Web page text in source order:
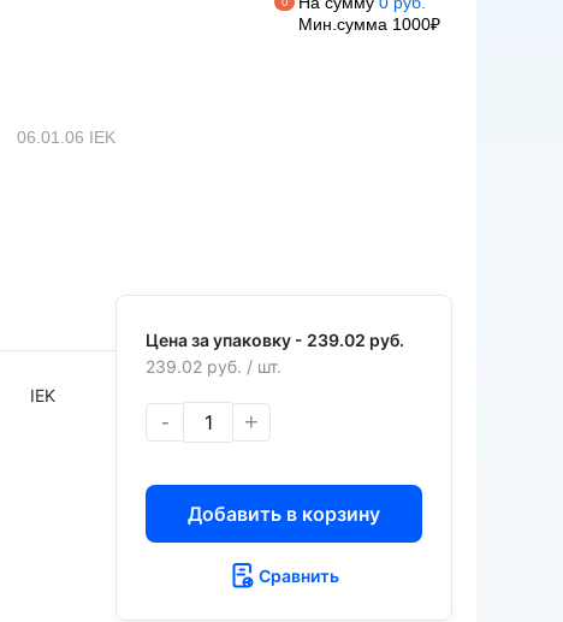
Мин.сумма 1000₽
06.01.06 IEK
IEK
Цена за упаковку - 239.02 руб.
239.02 руб. / шт.
- +
Добавить в корзину
Сравнить